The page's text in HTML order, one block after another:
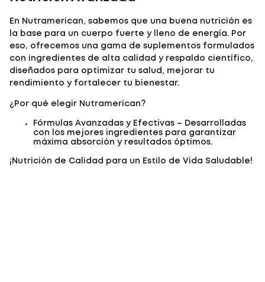
En Nutramerican, sabemos que una buena nutrición es
la base para un cuerpo fuerte y lleno de energía. Por
eso, ofrecemos una gama de suplementos formulados
con ingredientes de alta calidad y respaldo científico,
diseñados para optimizar tu salud, mejorar tu
rendimiento y fortalecer tu bienestar.
¿Por qué elegir Nutramerican?
Fórmulas Avanzadas y Efectivas – Desarrolladas
con los mejores ingredientes para garantizar
máxima absorción y resultados óptimos.
¡Nutrición de Calidad para un Estilo de Vida Saludable!